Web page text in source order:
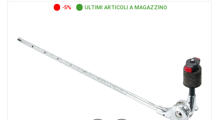
-5% ULTIMI ARTICOLI A MAGAZZINO